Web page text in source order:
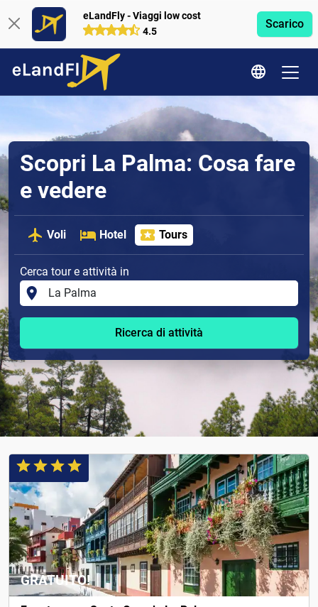
eLandFly - Viaggi low cost
4.5
Scarico
Scopri La Palma: Cosa fare
e vedere
Voli Hotel Tours
Cerca tour e attività in
Ricerca di attività
GRATUITO!